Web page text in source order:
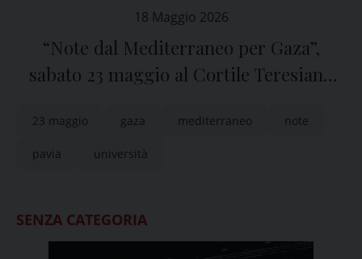
18 Maggio 2026
“Note dal Mediterraneo per Gaza”,
sabato 23 maggio al Cortile Teresiano
23 maggio gaza mediterraneo note
pavia università
SENZA CATEGORIA